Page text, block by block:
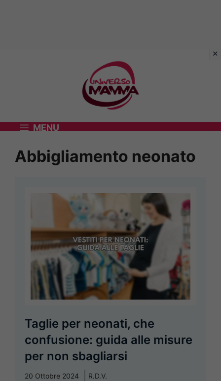
MENU
Abbigliamento neonato
Taglie per neonati, che
confusione: guida alle misure
per non sbagliarsi
20 Ottobre 2024 R.D.V.